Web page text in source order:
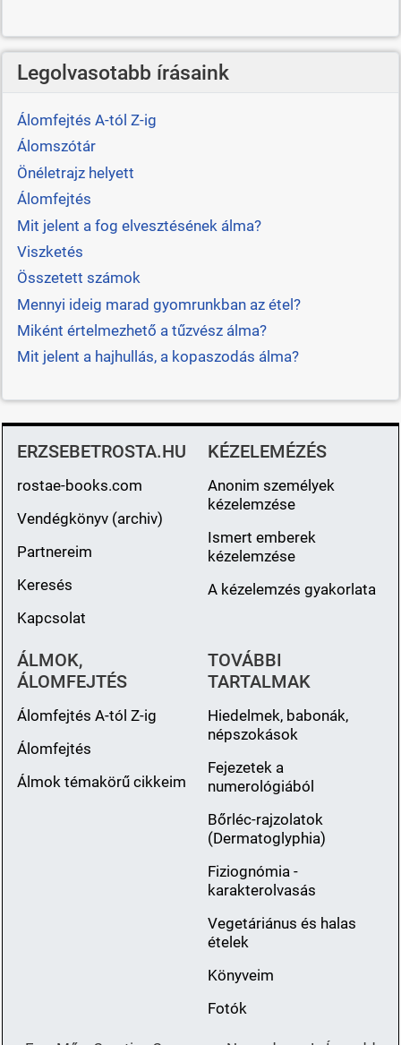
Legolvasotabb írásaink
Álomfejtés A-tól Z-ig
Álomszótár
Önéletrajz helyett
Álomfejtés
Mit jelent a fog elvesztésének álma?
Viszketés
Összetett számok
Mennyi ideig marad gyomrunkban az étel?
Miként értelmezhető a tűzvész álma?
Mit jelent a hajhullás, a kopaszodás álma?
ERZSEBETROSTA.HU
rostae-books.com
Vendégkönyv (archiv)
Partnereim
Keresés
Kapcsolat
KÉZELEMÉZÉS
Anonim személyek
kézelemzése
Ismert emberek
kézelemzése
A kézelemzés gyakorlata
ÁLMOK,
ÁLOMFEJTÉS
Álomfejtés A-tól Z-ig
Álomfejtés
Álmok témakörű cikkeim
TOVÁBBI
TARTALMAK
Hiedelmek, babonák,
népszokások
Fejezetek a
numerológiából
Bőrléc-rajzolatok
(Dermatoglyphia)
Fiziognómia -
karakterolvasás
Vegetáriánus és halas
ételek
Könyveim
Fotók